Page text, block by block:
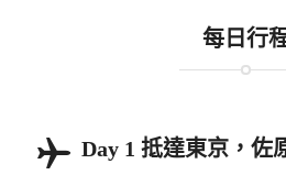
每日行
Day 1 抵達東京，佐